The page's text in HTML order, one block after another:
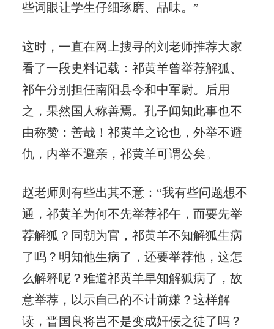
些词眼让学生仔细琢磨、品味。”
这时，一直在网上搜寻的刘老师推荐大家
看了一段史料记载：祁黄羊曾举荐解狐、
祁午分别担任南阳县令和中军尉。后用
之，果然国人称善焉。孔子闻知此事也不
由称赞：善哉！祁黄羊之论也，外举不避
仇，内举不避亲，祁黄羊可谓公矣。
赵老师则有些出其不意：“我有些问题想不
通，祁黄羊为何不先举荐祁午，而要先举
荐解狐？同朝为官，祁黄羊不知解狐生病
了吗？明知他生病了，还要举荐他，这怎
么解释呢？难道祁黄羊早知解狐病了，故
意举荐，以示自己的不计前嫌？这样解
读，晋国良将岂不是变成奸佞之徒了吗？